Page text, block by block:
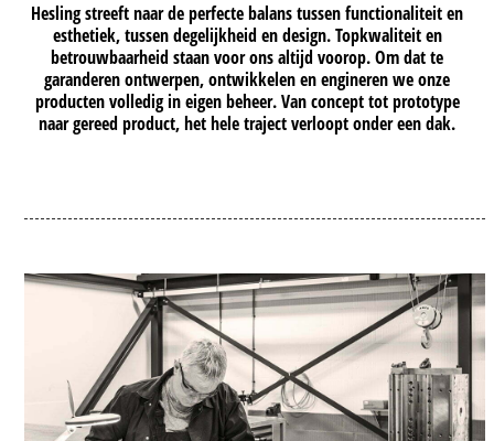
Hesling streeft naar de perfecte balans tussen functionaliteit en
esthetiek, tussen degelijkheid en design. Topkwaliteit en
betrouwbaarheid staan voor ons altijd voorop. Om dat te
garanderen ontwerpen, ontwikkelen en engineren we onze
producten volledig in eigen beheer. Van concept tot prototype
naar gereed product, het hele traject verloopt onder een dak.